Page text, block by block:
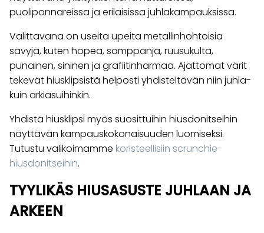
puoliponnareissa ja erilaisissa juhlakampauksissa.
Valittavana on useita upeita metallinhohtoisia
sävyjä, kuten hopea, samppanja, ruusukulta,
punainen, sininen ja grafiitinharmaa. Ajattomat värit
tekevät hiusklipsistä helposti yhdisteltävän niin juhla-
kuin arkiasuihinkin.
Yhdistä hiusklipsi myös suosittuihin hiusdonitseihin
näyttävän kampauskokonaisuuden luomiseksi.
Tutustu valikoimamme koristeellisiin scrunchie-
hiusdonitseihin.
TYYLIKÄS HIUSASUSTE JUHLAAN JA
ARKEEN